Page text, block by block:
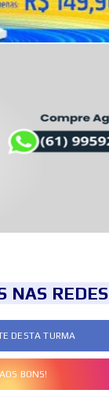
NAS
DESTA TURMA
BONS!